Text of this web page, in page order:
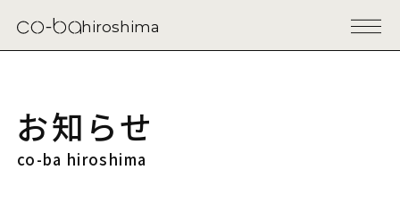
hiroshima
お知らせ
co-ba hiroshima